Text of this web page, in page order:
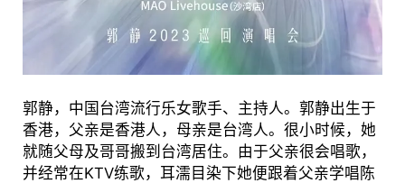
郭静，中国台湾流行乐女歌手、主持人。郭静出生于
香港，父亲是香港人，母亲是台湾人。很小时候，她
就随父母及哥哥搬到台湾居住。由于父亲很会唱歌，
并经常在KTV练歌，耳濡目染下她便跟着父亲学唱陈